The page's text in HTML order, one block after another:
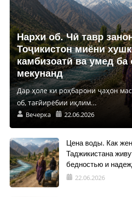
Нархи об. Чӣ тавр
Тоҷикистон миёни
камбизоатӣ ва умед ба
мекунанд
Дар ҳоле ки роҳбарони ҷаҳон
об, тағйирёбии иқлим...
Вечерка 22.06.2026
Цена воды. Как
Таджикистана
бедностью и
22.06.2026